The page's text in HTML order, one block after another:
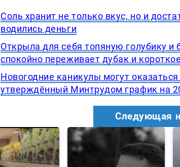
Соль хранит не только вкус, но и
водились деньги
Открыла для себя топяную голубику
спокойно переживает дубак и
Новогодние каникулы могут
утверждённый Минтрудом график на
Следующая